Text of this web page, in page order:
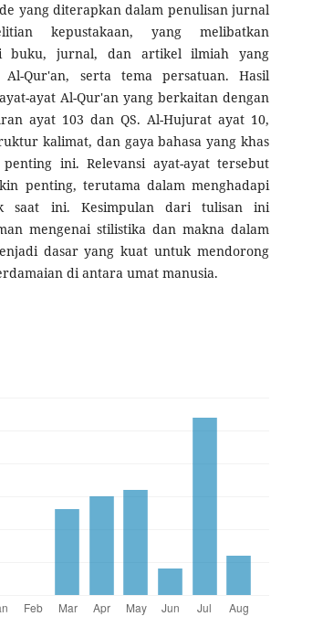
yang diterapkan dalam penulisan jurnal
kepustakaan, yang melibatkan
buku, jurnal, dan artikel ilmiah yang
Al-Qur'an, serta tema persatuan. Hasil
ayat Al-Qur'an yang berkaitan dengan
ayat 103 dan QS. Al-Hujurat ayat 10,
kalimat, dan gaya bahasa yang khas
ini. Relevansi ayat-ayat tersebut
penting, terutama dalam menghadapi
saat ini. Kesimpulan dari tulisan ini
mengenai stilistika dan makna dalam
dasar yang kuat untuk mendorong
di antara umat manusia.